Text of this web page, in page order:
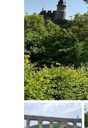
Bild melden